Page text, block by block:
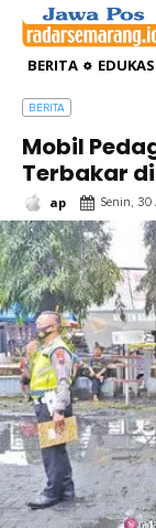
BERITA
BERITA
Mobil
Terbakar
ap Senin,